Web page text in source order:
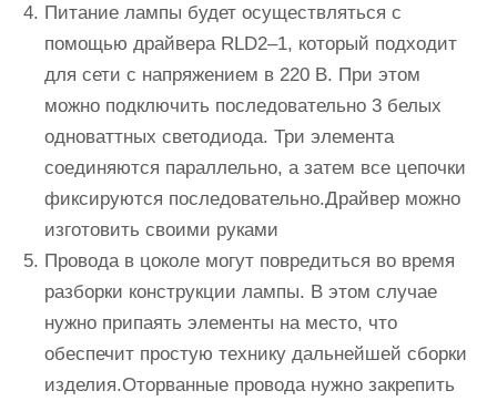
Питание лампы будет осуществляться с
помощью драйвера RLD2–1, который подходит
для сети с напряжением в 220 В. При этом
можно подключить последовательно 3 белых
одноваттных светодиода. Три элемента
соединяются параллельно, а затем все цепочки
фиксируются последовательно.Драйвер можно
изготовить своими руками
Провода в цоколе могут повредиться во время
разборки конструкции лампы. В этом случае
нужно припаять элементы на место, что
обеспечит простую технику дальнейшей сборки
изделия.Оторванные провода нужно закрепить